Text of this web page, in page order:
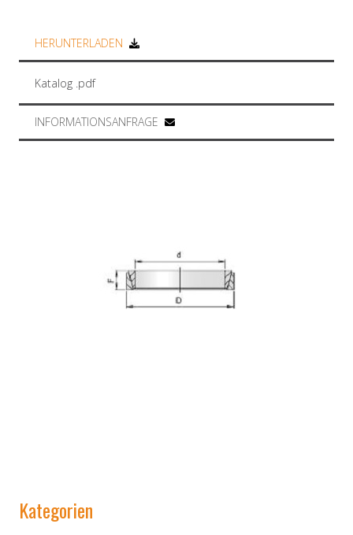
Kategorien
HERUNTERLADEN
Katalog .pdf
INFORMATIONSANFRAGE